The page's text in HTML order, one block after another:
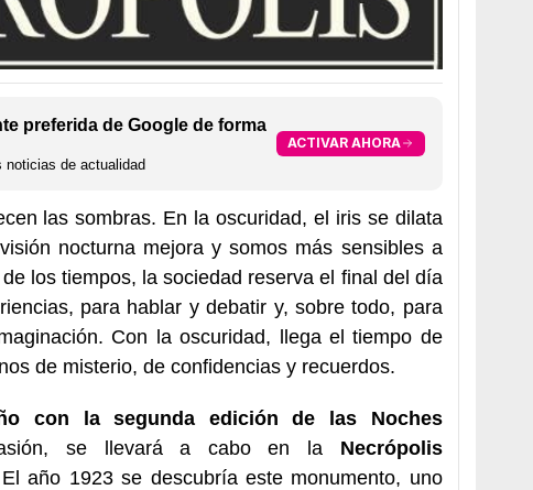
preferida de Google de forma
noticias de actualidad
ACTIVAR AHORA
las sombras. En la oscuridad, el iris se dilata
nocturna mejora y somos más sensibles a
los tiempos, la sociedad reserva el final del día
para hablar y debatir y, sobre todo, para
Con la oscuridad, llega el tiempo de
de misterio, de confidencias y recuerdos.
con la segunda edición de las Noches
se llevará a cabo en la Necrópolis
El año 1923 se descubría este monumento, uno